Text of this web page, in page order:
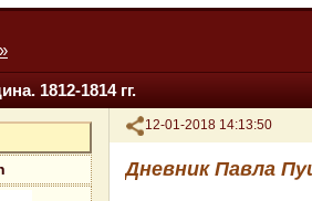
1812-1814 гг.
»
Поделиться
12-01-2018 14:13:50
Дневник Павла